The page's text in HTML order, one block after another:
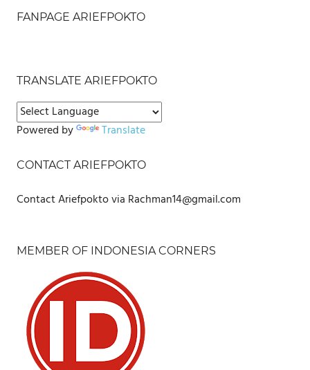
FANPAGE ARIEFPOKTO
TRANSLATE ARIEFPOKTO
Powered by Translate
CONTACT ARIEFPOKTO
Contact Ariefpokto via Rachman14@gmail.com
MEMBER OF INDONESIA CORNERS